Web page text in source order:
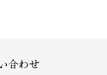
合わせ